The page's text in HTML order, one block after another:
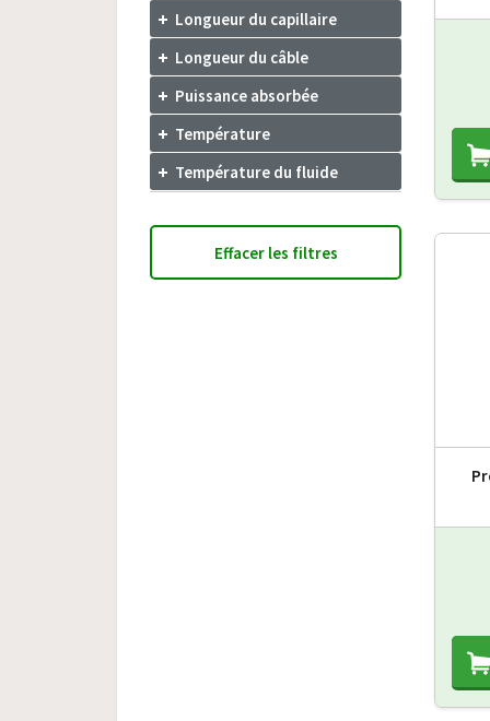
Longueur du capillaire
Longueur du câble
Puissance absorbée
Température
Température du fluide
Effacer les filtres